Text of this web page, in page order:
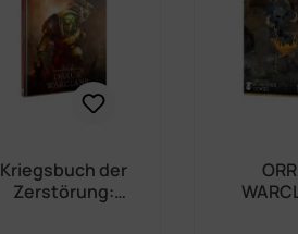
Kriegsbuch der
Zerstörung: